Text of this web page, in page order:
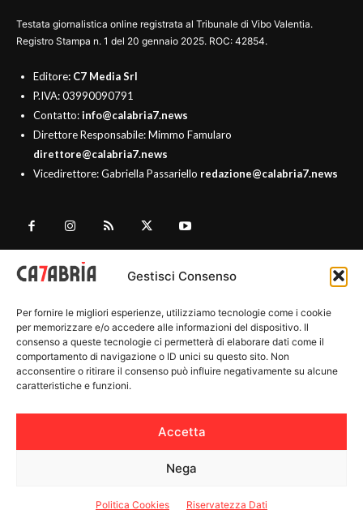
Gestisci Consenso
Per fornire le migliori esperienze, utilizziamo tecnologie come i cookie
per memorizzare e/o accedere alle informazioni del dispositivo. Il
consenso a queste tecnologie ci permetterà di elaborare dati come il
comportamento di navigazione o ID unici su questo sito. Non
acconsentire o ritirare il consenso può influire negativamente su alcune
caratteristiche e funzioni.
Accetta
Nega
Politica Cookies Riservatezza Dati
Testata giornalistica online registrata al Tribunale di Vibo Valentia.
Registro Stampa n. 1 del 20 gennaio 2025. ROC: 42854.
Editore: C7 Media Srl
P.IVA: 03990090791
Contatto:info@calabria7.news
Direttore Responsabile: Mimmo Famularo
direttore@calabria7.news
Vicedirettore: Gabriella Passariello redazione@calabria7.news
CHI SIAMO
REDAZIONE
CONTATTI
PRINCIPI EDITORIALI
AGCOM
PROVINCE